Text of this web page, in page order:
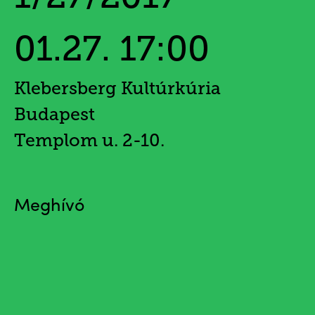
01.27. 17:00
Klebersberg Kultúrkúria
Budapest
Templom u. 2-10.
Meghívó